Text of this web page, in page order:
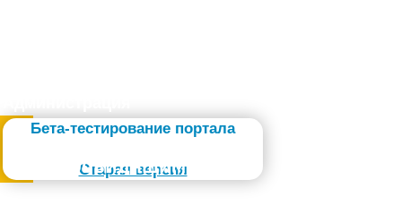
Бета-тестирование портала
Старая версия
Слабовидящим